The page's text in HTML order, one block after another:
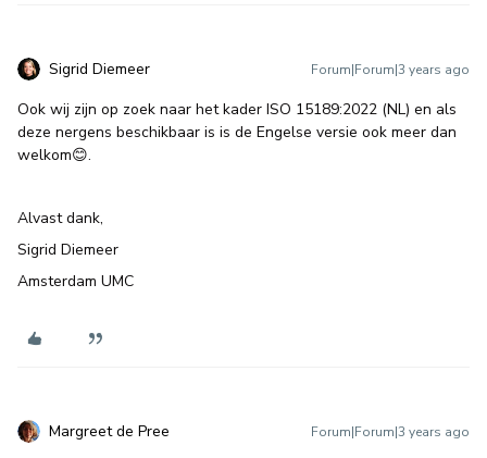
Sigrid Diemeer Forum|Forum|3 years ago
Ook wij zijn op zoek naar het kader ISO 15189:2022 (NL) en als
deze nergens beschikbaar is is de Engelse versie ook meer dan
welkom😊.
Alvast dank,
Sigrid Diemeer
Amsterdam UMC
Margreet de Pree Forum|Forum|3 years ago